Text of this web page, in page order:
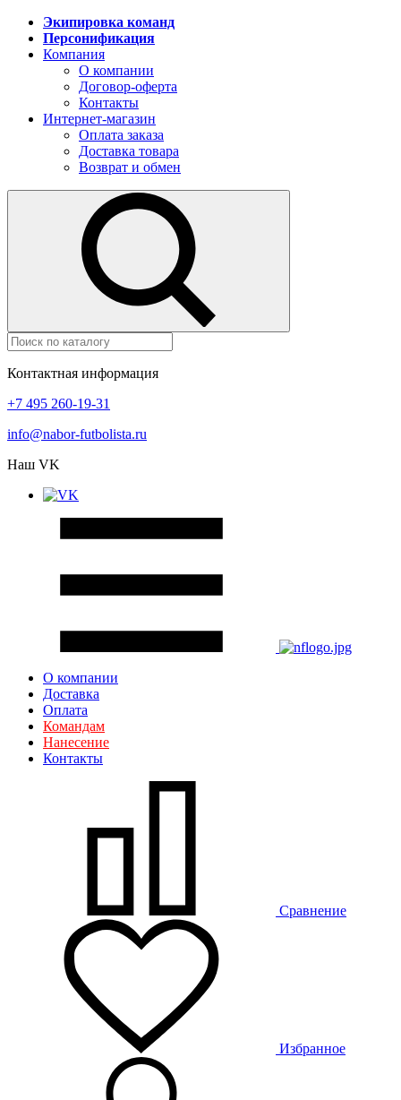
Экипировка команд
Персонификация
Компания
О компании
Договор-оферта
Контакты
Интернет-магазин
Оплата заказа
Доставка товара
Возврат и обмен
Контактная информация
+7 495 260-19-31
info@nabor-futbolista.ru
Наш VK
О компании
Доставка
Оплата
Командам
Нанесение
Контакты
Сравнение
Избранное